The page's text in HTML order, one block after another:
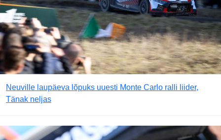
Neuville laupäeva lõpuks uuesti Monte Carlo ralli liider,
Tänak neljas